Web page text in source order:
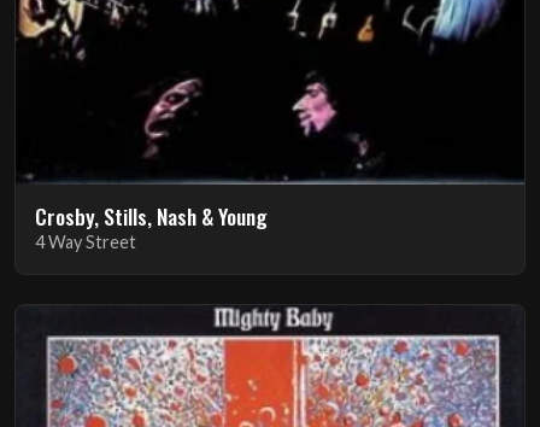
Crosby, Stills, Nash & Young
4 Way Street